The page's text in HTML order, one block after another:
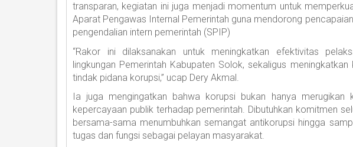
transparan, kegiatan ini juga menjadi momentum untuk
Aparat Pengawas Internal Pemerintah guna mendorong
pengendalian intern pemerintah (SPIP)
“Rakor ini dilaksanakan untuk meningkatkan efektivitas
lingkungan Pemerintah Kabupaten Solok, sekaligus
tindak pidana korupsi,” ucap Dery Akmal.
Ia juga mengingatkan bahwa korupsi bukan hanya merugikan
kepercayaan publik terhadap pemerintah. Dibutuhkan komitmen
bersama-sama menumbuhkan semangat antikorupsi hingga
tugas dan fungsi sebagai pelayan masyarakat.